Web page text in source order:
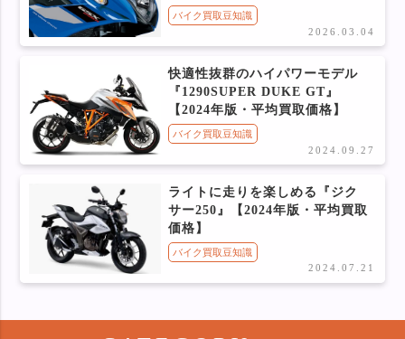
バイク買取豆知識
2026.03.04
快適性抜群のハイパワーモデル
『1290SUPER DUKE GT』
【2024年版・平均買取価格】
バイク買取豆知識
2024.09.27
ライトに走りを楽しめる『ジク
サー250』【2024年版・平均買取
価格】
バイク買取豆知識
2024.07.21